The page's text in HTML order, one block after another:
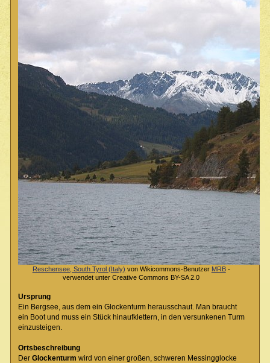
Reschensee, South Tyrol (Italy) von Wikicommons-Benutzer MRB-
verwendet unter Creative Commons BY-SA 2.0
Ursprung
Ein Bergsee, aus dem ein Glockenturm herausschaut. Man braucht
ein Boot und muss ein Stück hinaufklettern, in den versunkenen Turm
einzusteigen.
Ortsbeschreibung
Der Glockenturm wird von einer großen, schweren Messingglocke